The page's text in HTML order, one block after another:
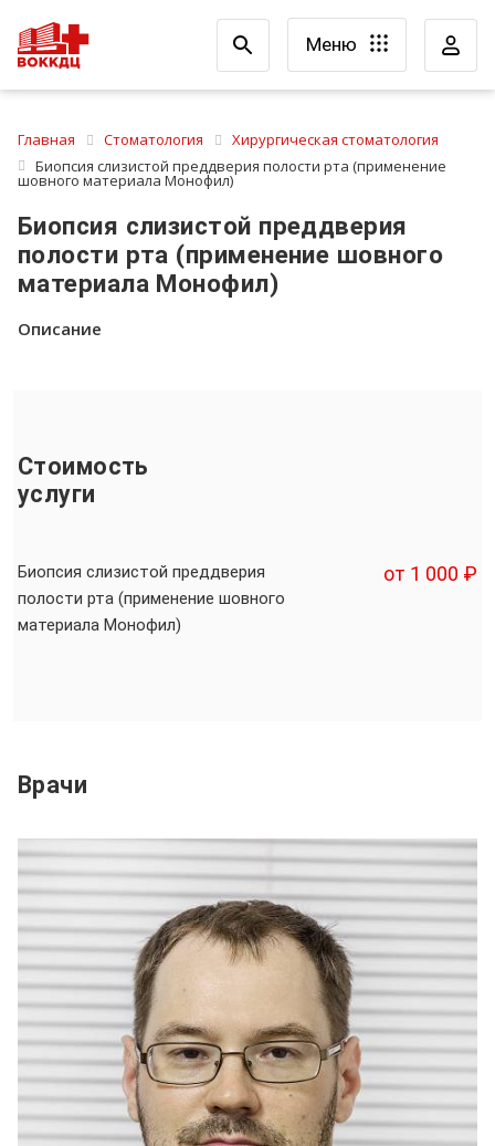
Меню
Главная Стоматология
Хирургическая стоматология
Биопсия слизистой преддверия полости рта (применение
шовного материала Монофил)
Биопсия слизистой преддверия
полости рта (применение шовного
материала Монофил)
Описание
Стоимость
услуги
Биопсия слизистой преддверия
полости рта (применение шовного
материала Монофил)
от 1 000 ₽
Врачи